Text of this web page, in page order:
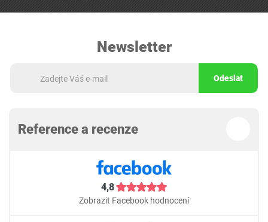
Newsletter
Odeslat
Reference a recenze
4,8
Zobrazit Facebook hodnocení